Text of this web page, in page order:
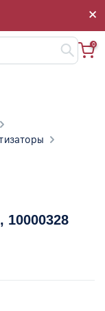
×
×
0
, 10000328